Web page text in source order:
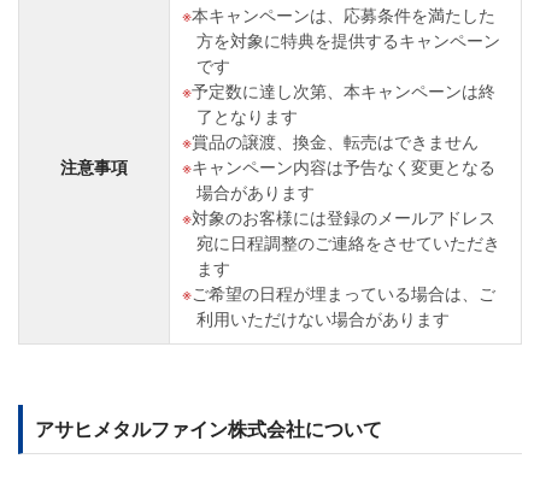
注意事項
本キャンペーンは、応募条件を満たした
方を対象に特典を提供するキャンペーン
です
予定数に達し次第、本キャンペーンは終
了となります
賞品の譲渡、換金、転売はできません
キャンペーン内容は予告なく変更となる
場合があります
対象のお客様には登録のメールアドレス
宛に日程調整のご連絡をさせていただき
ます
ご希望の日程が埋まっている場合は、ご
利用いただけない場合があります
アサヒメタルファイン株式会社について